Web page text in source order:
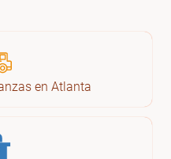
en Atlanta